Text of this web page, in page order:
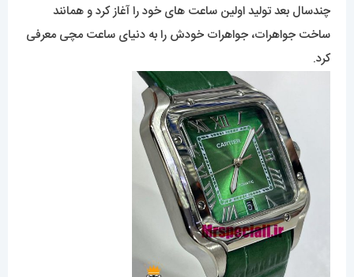
چندسال بعد تولید اولین ساعت های خود را آغاز کرد و همانند
ساخت جواهرات، جواهرات خودش را به دنیای ساعت مچی معرفی
کرد.